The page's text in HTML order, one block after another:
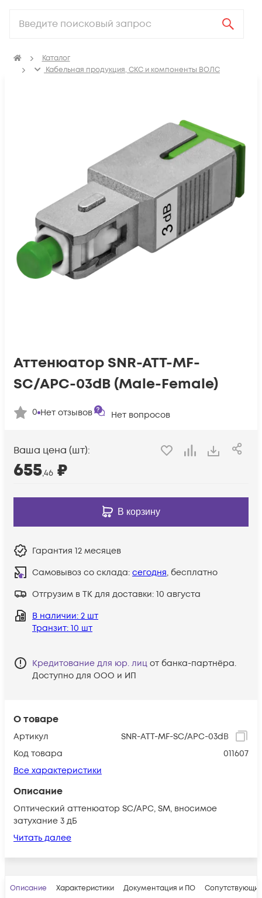
Каталог
Кабельная продукция, СКС и компоненты ВОЛС
О товаре
Артикул
SNR-ATT-MF-SC/APC-03dB
Код товара
011607
Все характеристики
Описание
Оптический аттенюатор SC/APC, SM, вносимое
затухание 3 дБ
Читать далее
Аттенюатор SNR-ATT-MF-
SC/APC-03dB (Male-Female)
0 Нет отзывов Нет вопросов
Ваша цена (шт):
655,46 ₽
В корзину
Гарантия 12 месяцев
Самовывоз со склада: сегодня, бесплатно
Отгрузим в ТК для доставки: 10 августа
В наличии: 2 шт
Транзит: 10 шт
Кредитование для юр. лиц от банка-партнёра.
Доступно для ООО и ИП
Описание Характеристики Документация и ПО